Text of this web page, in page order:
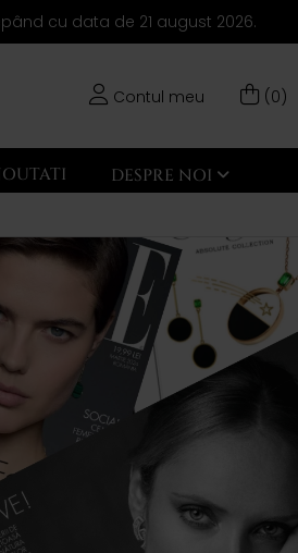
cu data de 21 august 2026.
Contul meu (0)
DESPRE NOI